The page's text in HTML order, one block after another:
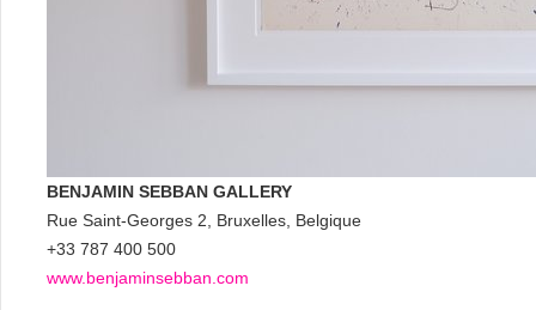
BENJAMIN SEBBAN GALLERY
Rue Saint-Georges 2, Bruxelles, Belgique
+33 787 400 500
www.benjaminsebban.com